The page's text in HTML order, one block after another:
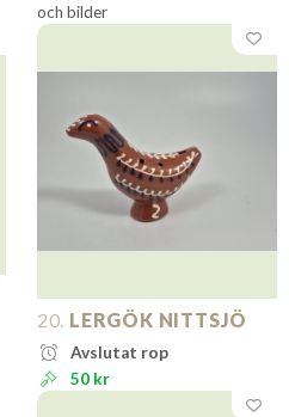
och bilder
20. LERGÖK NITTSJÖ
Avslutat rop
50 kr